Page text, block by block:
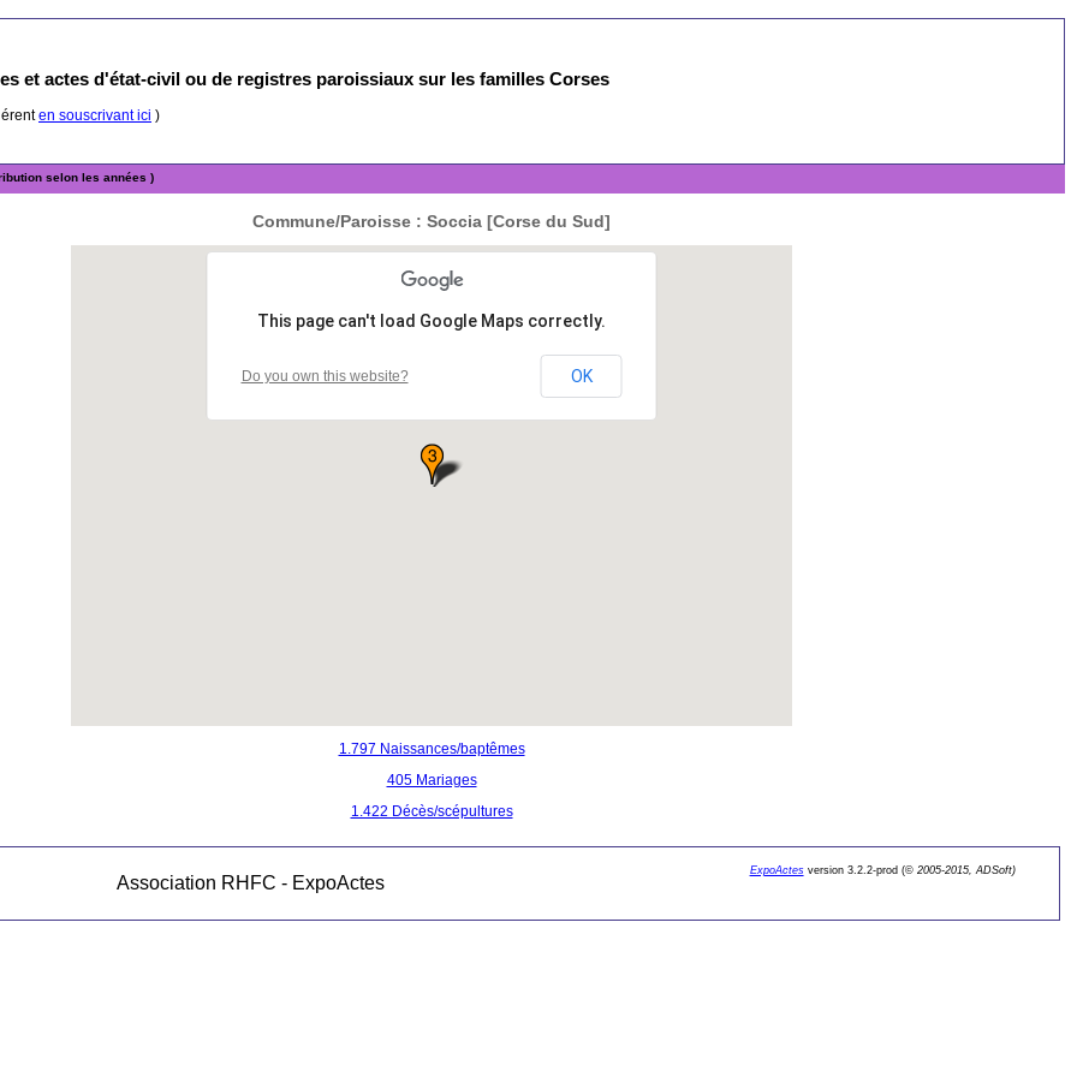
et actes d'état-civil ou de registres paroissiaux sur les familles Corses
en souscrivant ici )
selon les années )
Commune/Paroisse : Soccia [Corse du Sud]
This page can't load Google Maps correctly.
Do you own this website? OK
1.797 Naissances/baptêmes
405 Mariages
1.422 Décès/scépultures
Association RHFC - ExpoActes
ExpoActesversion 3.2.2-prod (©2005-2015, ADSoft)